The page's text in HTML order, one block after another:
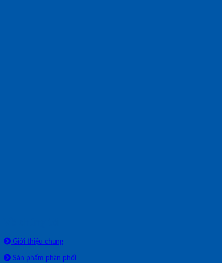
Giới thiệu chung
Sản phẩm phân phối